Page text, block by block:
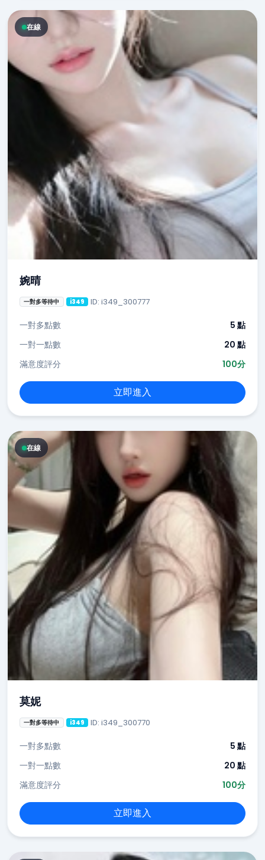
在線
婉晴
一對多等待中 i349 ID: i349_300777
一對多點數
5 點
一對一點數
20 點
滿意度評分
100分
立即進入
在線
莫妮
一對多等待中 i349 ID: i349_300770
一對多點數
5 點
一對一點數
20 點
滿意度評分
100分
立即進入